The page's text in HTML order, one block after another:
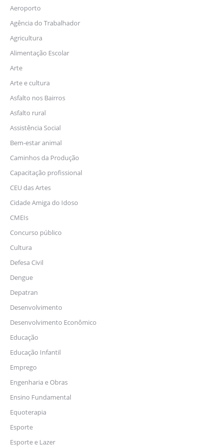
Aeroporto
Agência do Trabalhador
Agricultura
Alimentação Escolar
Arte
Arte e cultura
Asfalto nos Bairros
Asfalto rural
Assistência Social
Bem-estar animal
Caminhos da Produção
Capacitação profissional
CEU das Artes
Cidade Amiga do Idoso
CMEIs
Concurso público
Cultura
Defesa Civil
Dengue
Depatran
Desenvolvimento
Desenvolvimento Econômico
Educação
Educação Infantil
Emprego
Engenharia e Obras
Ensino Fundamental
Equoterapia
Esporte
Esporte e Lazer